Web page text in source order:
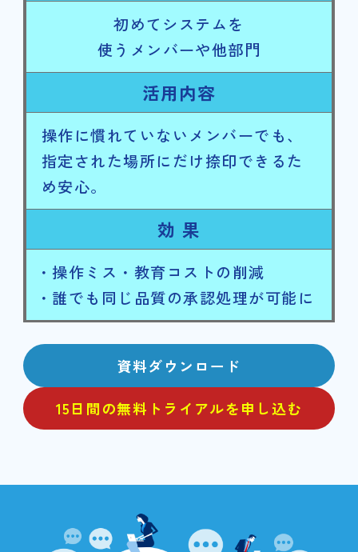
初めてシステムを
使うメンバーや他部門
活用内容
操作に慣れていないメンバーでも、
指定された場所にだけ捺印できるた
め安心。
効 果
・操作ミス・教育コストの削減
・誰でも同じ品質の承認処理が可能に
資料ダウンロード
15日間の無料トライアルを申し込む